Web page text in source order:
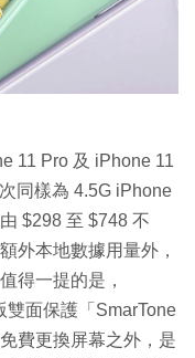
11 Pro 及 iPhone 11
同樣為 4.5G iPhone
$298 至 $748 不
外本地數據用量外，
得一提的是，
雙面保護「SmarTone
費更換屏幕之外，是